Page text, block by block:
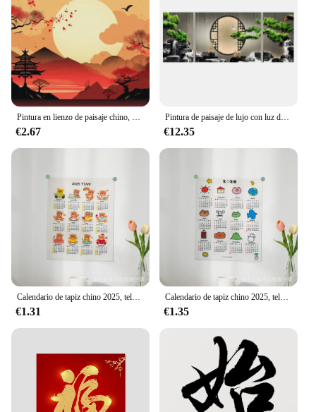
Pintura en lienzo de paisaje chino, pájaros, bosque, montaña, río, Koi, carpa, pescado, tinta, Póster Artístico, arte de pared, impresiones, imagen, decoración del hogar
€2.67
Pintura de paisaje de lujo con luz de pino de bienvenida, pintura decorativa de pared de oficina, de arte chino nuevo póster, pintura de lienzo, decoración del hogar
€12.35
Calendario de tapiz chino 2025, tela colgante bonita, lienzo decorativo para pared, pintura de artista
€1.31
Calendario de tapiz chino 2025, tela colgante bonita, lienzo decorativo para pared, pintura de artista
€1.35